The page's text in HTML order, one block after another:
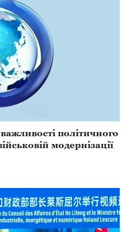
політичного
модернізації